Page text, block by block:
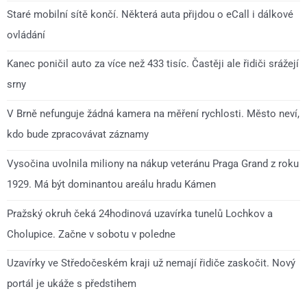
Staré mobilní sítě končí. Některá auta přijdou o eCall i dálkové
ovládání
Kanec poničil auto za více než 433 tisíc. Častěji ale řidiči srážejí
srny
V Brně nefunguje žádná kamera na měření rychlosti. Město neví,
kdo bude zpracovávat záznamy
Vysočina uvolnila miliony na nákup veteránu Praga Grand z roku
1929. Má být dominantou areálu hradu Kámen
Pražský okruh čeká 24hodinová uzavírka tunelů Lochkov a
Cholupice. Začne v sobotu v poledne
Uzavírky ve Středočeském kraji už nemají řidiče zaskočit. Nový
portál je ukáže s předstihem